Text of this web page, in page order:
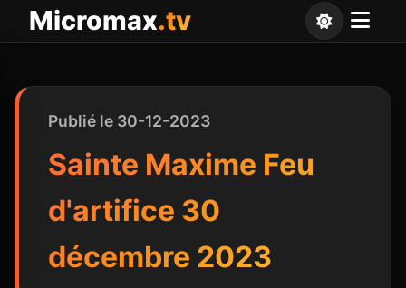
Micromax.tv
Publié le 30-12-2023
Sainte Maxime Feu
d'artifice 30
décembre 2023
Panneau de gestion des cookies